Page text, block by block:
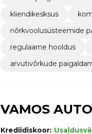
kliendikesksus
nõrkvoolusüsteemide
regulaarne hooldus
arvutivõrkude
VAMOS
Krediidiskoor: